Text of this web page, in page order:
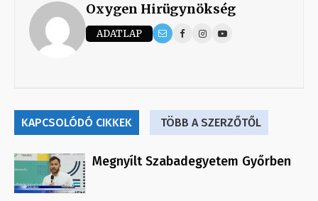
Oxygen Hirügynökség
ADATLAP
KAPCSOLÓDÓ CIKKEK TÖBB A SZERZŐTŐL
Megnyílt Szabadegyetem Győrben